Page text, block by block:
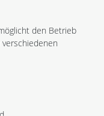
den Betrieb